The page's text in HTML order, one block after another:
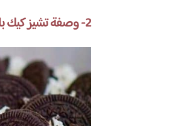
2- وصفة تشيز كيك بالأوريو